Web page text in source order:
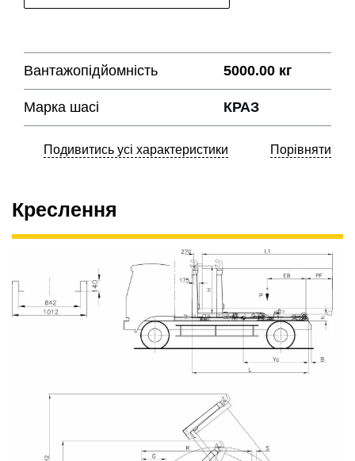
Вантажопідйомність 5000.00 кг
Марка шасі КРАЗ
Подивитись усі характеристики Порівняти
Креслення